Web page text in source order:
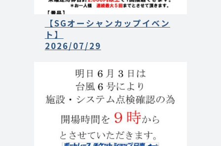
【SGオーシャンカップイベン
ト】
2026/07/29